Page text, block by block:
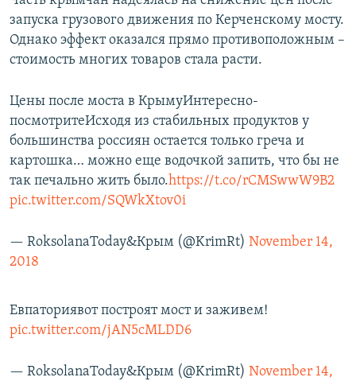
запуска грузового движения по Керченскому мосту.
Однако эффект оказался прямо противоположным –
стоимость многих товаров стала расти.
Цены после моста в КрымуИнтересно-
посмотритеИсходя из стабильных продуктов у
большинства россиян остается только греча и
картошка… можно еще водочкой запить, что бы не
так печально жить было.https://t.co/rCMSwwW9B2
pic.twitter.com/SQWkXtov0i
— RoksolanaToday&Крым (@KrimRt) November 14,
2018
Евпаториявот построят мост и заживем!
pic.twitter.com/jAN5cMLDD6
— RoksolanaToday&Крым (@KrimRt) November 14,